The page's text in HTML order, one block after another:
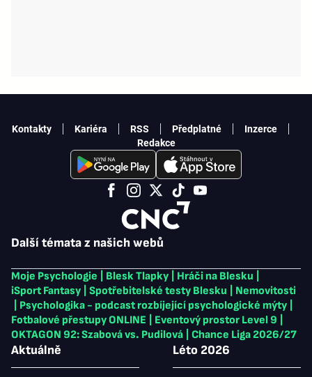
Další témata z našich webů
Moje Psychologie Blesk Tlapky Hráči na Blesku
iSport Fantasy
Spotřebitelské testy Blesku
Nemovitosti
Psychologika - podcast rozbíjející psychologické mýty
Fotbalové přestupy ONLINE
Eventový prostor Level 9
OKTAGON 92: Szabová vs. Pudilová
Chance Liga 2026/27
Aktuálně Léto 2026
Kontakty Kariéra RSS Předplatné
Inzerce
Redakce